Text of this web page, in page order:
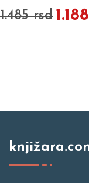
1.485 rsd